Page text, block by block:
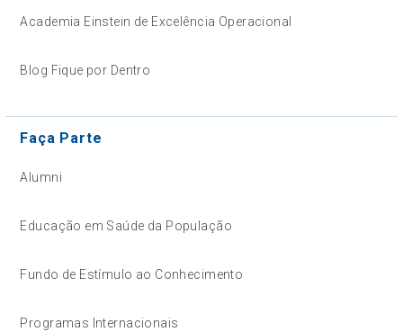
Academia Einstein de Excelência Operacional
Blog Fique por Dentro
Faça Parte
Alumni
Educação em Saúde da População
Fundo de Estímulo ao Conhecimento
Programas Internacionais